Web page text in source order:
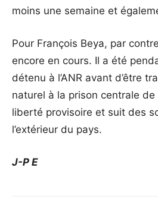
moins une semaine et
Pour François Beya, par
encore en cours. Il a été
détenu à l’ANR avant d’être
naturel à la prison centrale
liberté provisoire et suit des
l’extérieur du pays.
J-P E